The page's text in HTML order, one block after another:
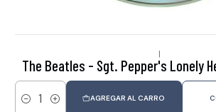
|
The Beatles - Sgt. Pepper's Lonely
Cantidad
AGREGAR AL CARRO